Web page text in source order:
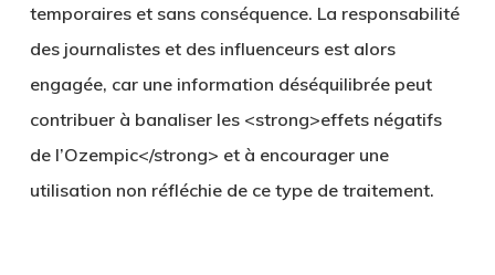
temporaires et sans conséquence. La responsabilité
des journalistes et des influenceurs est alors
engagée, car une information déséquilibrée peut
contribuer à banaliser les <strong>effets négatifs
de l’Ozempic</strong> et à encourager une
utilisation non réfléchie de ce type de traitement.